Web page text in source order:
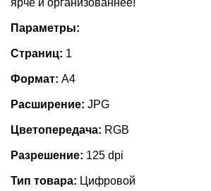
ярче и организованнее!
Параметры:
Страниц: 1
Формат: А4
Расширение: JPG
Цветопередача: RGB
Разрешение: 125 dpi
Тип товара: Цифровой